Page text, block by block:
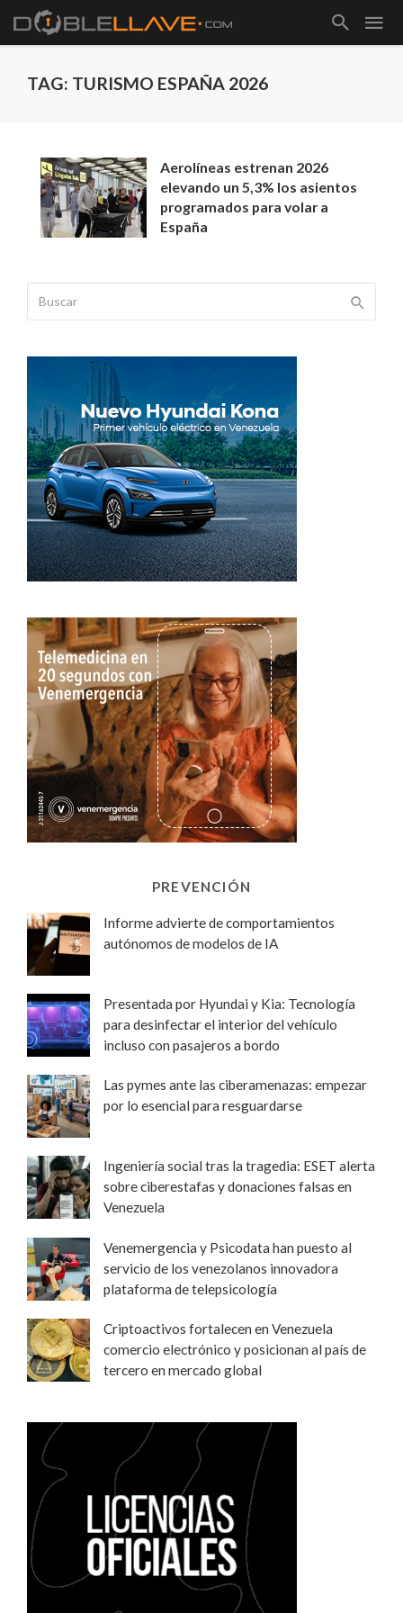
TAG: TURISMO ESPAÑA 2026
Aerolíneas estrenan 2026
elevando un 5,3% los asientos
programados para volar a
España
PREVENCIÓN
Informe advierte de comportamientos
autónomos de modelos de IA
Presentada por Hyundai y Kia: Tecnología
para desinfectar el interior del vehículo
incluso con pasajeros a bordo
Las pymes ante las ciberamenazas: empezar
por lo esencial para resguardarse
Ingeniería social tras la tragedia: ESET alerta
sobre ciberestafas y donaciones falsas en
Venezuela
Venemergencia y Psicodata han puesto al
servicio de los venezolanos innovadora
plataforma de telepsicología
Criptoactivos fortalecen en Venezuela
comercio electrónico y posicionan al país de
tercero en mercado global